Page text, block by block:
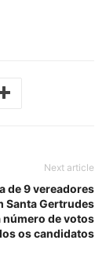
Next article
de 9 vereadores
Santa Gertrudes
número de votos
os candidatos